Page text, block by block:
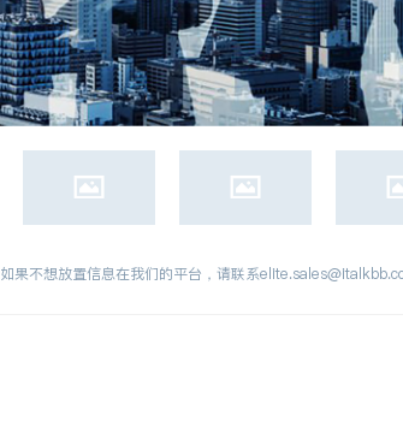
如果不想放置信息在我们的平台，请联系